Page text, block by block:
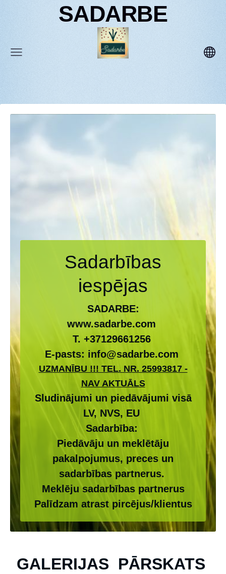
SADARBE
Sadarbības
iespējas
SADARBE:
www.sadarbe.com
T. +37129661256
E-pasts: info@sadarbe.com
UZMANĪBU !!! TEL. NR. 25993817 -
NAV AKTUĀLS
Sludinājumi un piedāvājumi visā
LV, NVS, EU
Sadarbība:
Piedāvāju un meklētāju
pakalpojumus, preces un
sadarbības partnerus.
Meklēju sadarbības partnerus
Palīdzam atrast pircējus/klientus
GALERIJAS PĀRSKATS